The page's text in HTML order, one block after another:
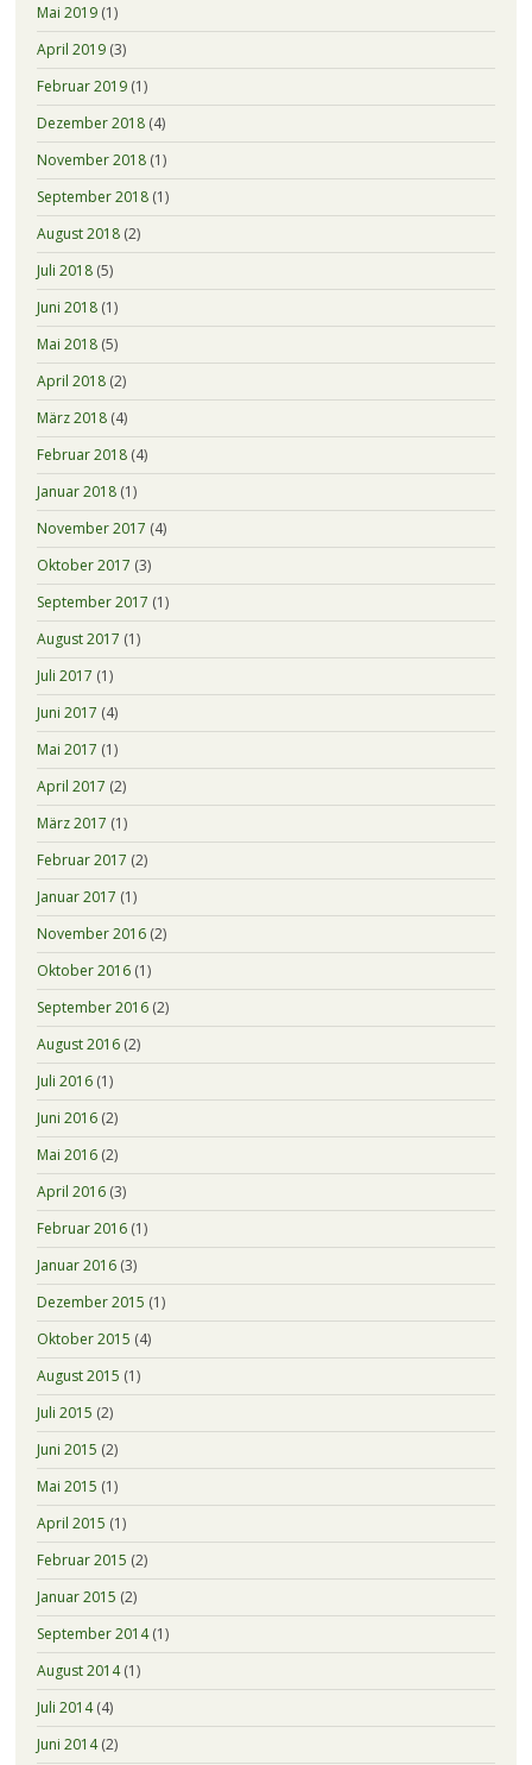
Mai 2019(1)
April 2019(3)
Februar 2019(1)
Dezember 2018(4)
November 2018(1)
September 2018(1)
August 2018(2)
Juli 2018(5)
Juni 2018(1)
Mai 2018(5)
April 2018(2)
März 2018(4)
Februar 2018(4)
Januar 2018(1)
November 2017 (4)
Oktober 2017 (3)
September 2017 (1)
August 2017 (1)
Juli 2017 (1)
Juni 2017 (4)
Mai 2017 (1)
April 2017 (2)
März 2017 (1)
Februar 2017 (2)
Januar 2017 (1)
November 2016(2)
Oktober 2016(1)
September 2016(2)
August 2016(2)
Juli 2016(1)
Juni 2016(2)
Mai 2016(2)
April 2016(3)
Februar 2016(1)
Januar 2016(3)
Dezember 2015 (1)
Oktober 2015 (4)
August 2015 (1)
Juli 2015 (2)
Juni 2015 (2)
Mai 2015 (1)
April 2015 (1)
Februar 2015 (2)
Januar 2015 (2)
September 2014(1)
August 2014(1)
Juli 2014(4)
Juni 2014(2)